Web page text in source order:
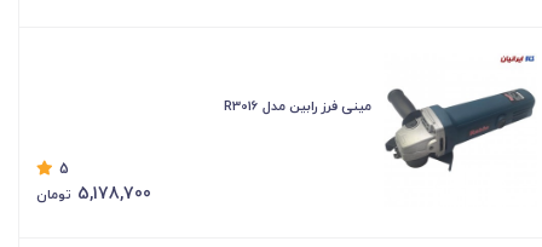
مینی فرز رابین مدل R3016
5
5,178,700 تومان